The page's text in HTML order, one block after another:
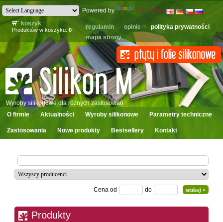
Powered by
Translate
koszyk
Produktów w koszyku:0 regulamin opinie
polityka prywatności
mapa strony
Wyroby silikonowe dla różnych zastosowań
O firmie
Aktualności Wyroby silikonowe Parametry techniczne
Zastosowania Nowe produkty Bestsellery Kontakt
Cena od do
Produkty